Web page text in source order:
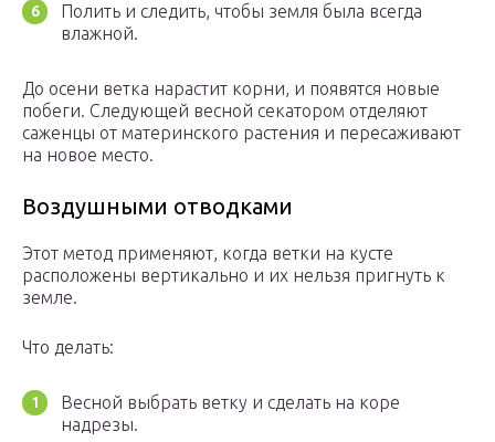
Полить и следить, чтобы земля была всегда
влажной.
До осени ветка нарастит корни, и появятся новые
побеги. Следующей весной секатором отделяют
саженцы от материнского растения и пересаживают
на новое место.
Воздушными отводками
Этот метод применяют, когда ветки на кусте
расположены вертикально и их нельзя пригнуть к
земле.
Что делать:
Весной выбрать ветку и сделать на коре
надрезы.